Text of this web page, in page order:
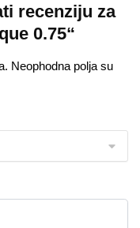
recenziju za
0.75“
Neophodna polja su